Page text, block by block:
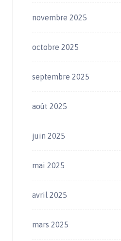
novembre 2025
octobre 2025
septembre 2025
août 2025
juin 2025
mai 2025
avril 2025
mars 2025